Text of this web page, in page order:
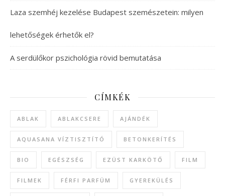
Laza szemhéj kezelése Budapest szemészetein: milyen
lehetőségek érhetők el?
A serdülőkor pszichológia rövid bemutatása
CÍMKÉK
ABLAK ABLAKCSERE AJÁNDÉK
AQUASANA VÍZTISZTÍTÓ BETONKERÍTÉS
BIO EGÉSZSÉG EZÜST KARKÖTŐ FILM
FILMEK FÉRFI PARFÜM GYEREKÜLÉS